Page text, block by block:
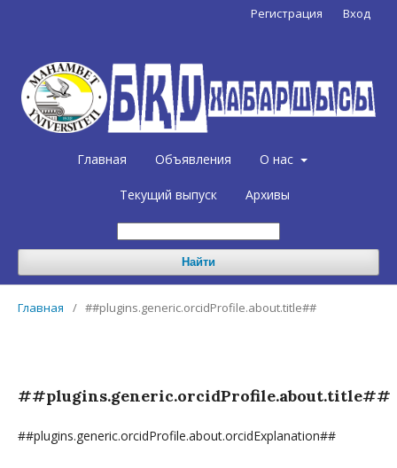
Главная Объявления О нас
Текущий выпуск Архивы
Найти
Регистрация Вход
Главная / ##plugins.generic.orcidProfile.about.title##
##plugins.generic.orcidProfile.about.title##
##plugins.generic.orcidProfile.about.orcidExplanation##